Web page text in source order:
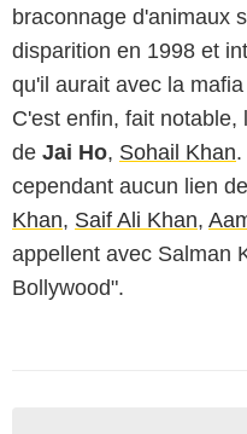
braconnage d'animaux
disparition en 1998 et
qu'il aurait avec la
C'est enfin, fait
de Jai Ho, Sohail Khan
cependant aucun lien
Khan, Saif Ali Khan,
appellent avec Salman
Bollywood".